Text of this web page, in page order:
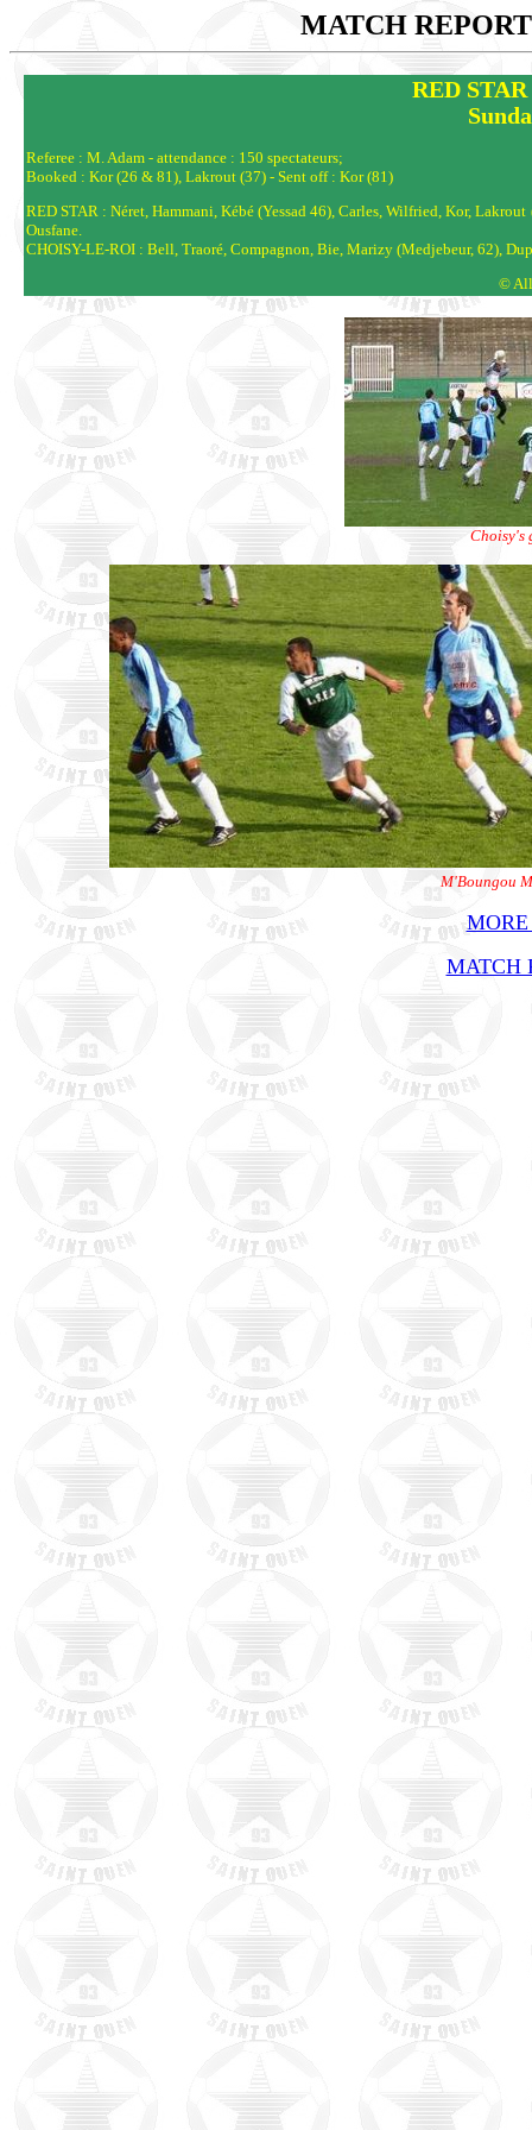
MATCH
RED
Referee : M. Adam - attendance : 150 spectateurs;
Booked : Kor (26 & 81), Lakrout (37) - Sent off : Kor (81)
RED STAR : Néret, Hammani, Kébé (Yessad 46), Carles, Wilfried, Kor,
Ousfane.
CHOISY-LE-ROI : Bell, Traoré, Compagnon, Bie, Marizy (Medjebeur, 62),
©
Choisy's
M'Boungou
MATCH